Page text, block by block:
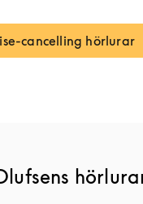
cancelling hörlurar
Link Opens in